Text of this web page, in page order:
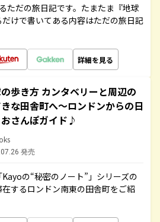
ただの旅日記です。たまたま『地球
けで書いてある内容はただの旅日記
詳細を見る
歩き方 カンタベリーと周辺の
な田舎町へ～ロンドンからの日
さんぽガイド♪
発売
の“秘密のノート”」シリーズの
するロンドン南東の田舎町をご紹